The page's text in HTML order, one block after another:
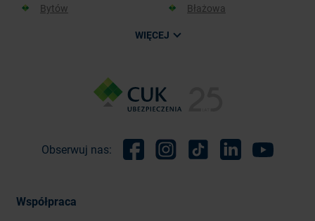
Bytów
Błażowa
WIĘCEJ
Obserwuj nas:
Współpraca